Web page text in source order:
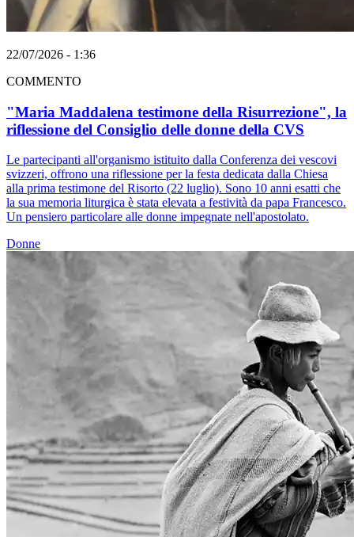
22/07/2026 - 1:36
COMMENTO
"Maria Maddalena testimone della Risurrezione", la
riflessione del Consiglio delle donne della CVS
Le partecipanti all'organismo istituito dalla Conferenza dei vescovi
svizzeri, offrono una riflessione per la festa dedicata dalla Chiesa
alla prima testimone del Risorto (22 luglio). Sono 10 anni esatti che
la sua memoria liturgica è stata elevata a festività da papa Francesco.
Un pensiero particolare alle donne impegnate nell'apostolato.
Donne